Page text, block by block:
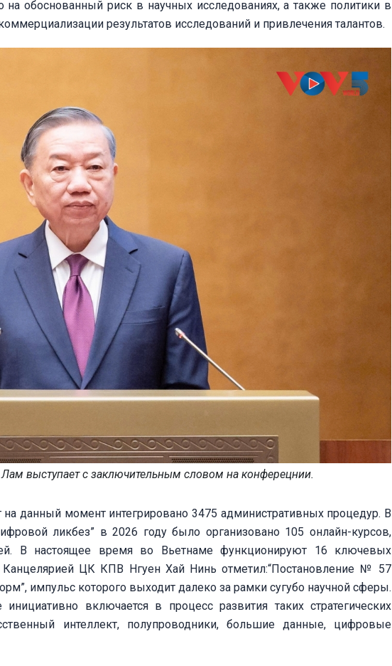
обоснованный риск в научных исследованиях, а также политики в
результатов исследований и привлечения талантов.
выступает с заключительным словом на конферецнии.
на данный момент интегрировано 3475 административных процедур. В
ликбез” в 2026 году было организовано 105 онлайн-курсов,
В настоящее время во Вьетнаме функционируют 16 ключевых
ЦК КПВ Нгуен Хай Нинь отметил:“Постановление № 57
импульс которого выходит далеко за рамки сугубо научной сферы.
включается в процесс развития таких стратегических
интеллект, полупроводники, большие данные, цифровые